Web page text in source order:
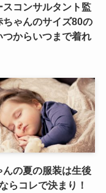
スコンサルタント監
ちゃんのサイズ80の
つからいつまで着れ
んの夏の服装は生後
らコレで決まり！